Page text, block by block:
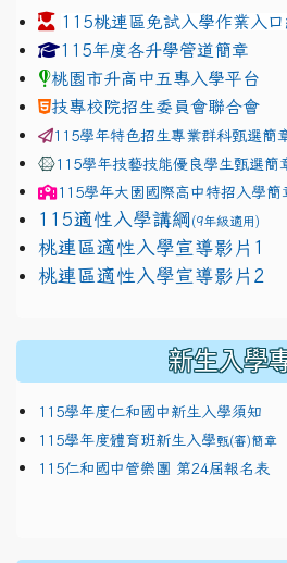
115桃連區免試入學作業入口
link to https://
115年度各升學管道簡章
桃園市升高中五專入學平台
技專校院招生委員會聯合會
115學年特色招生專業群科甄選簡
115學年技藝技能優良學生甄選簡
115學年大園國際高中特招入學簡
115適性入學講綱 (9年級適用)
link to https://
桃連區適性入學宣導影片1
link to https://
桃連區適性入學宣導影片2
新生入學
115學年度仁和國中新生入學須知
115學年度體育班新生入學甄(審)簡章
115仁和國中管樂團 第24屆報名表